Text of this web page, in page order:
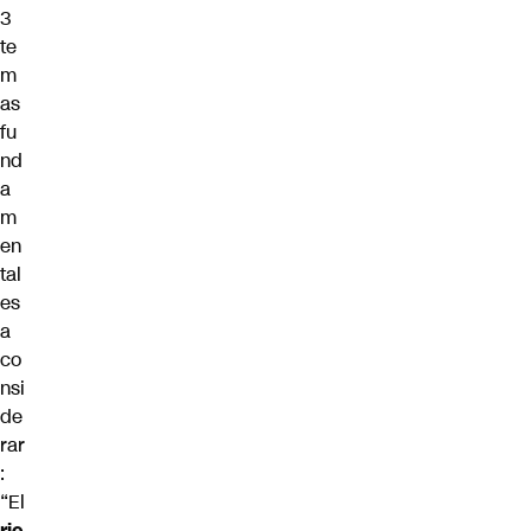
3
te
m
as
fu
nd
a
m
en
tal
es
a
co
nsi
de
rar
:
“El